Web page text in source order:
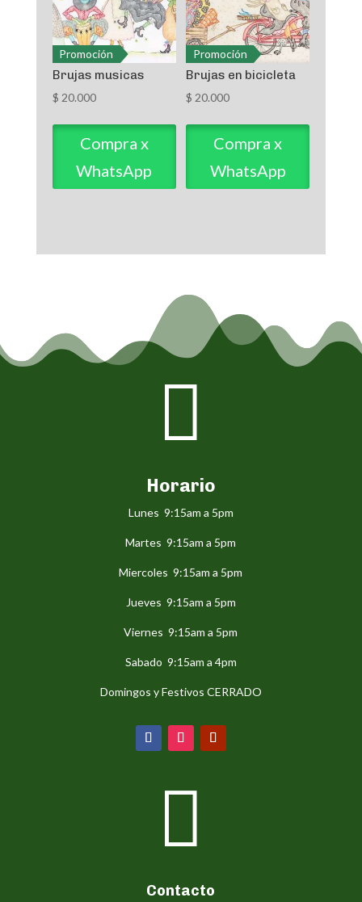
Promoción
Brujas musicas
$ 20.000
Compra x
WhatsApp
Promoción
Brujas en bicicleta
$ 20.000
Compra x
WhatsApp

Horario
Lunes 9:15am a 5pm
Martes 9:15am a 5pm
Miercoles 9:15am a 5pm
Jueves 9:15am a 5pm
Viernes 9:15am a 5pm
Sabado 9:15am a 4pm
Domingos y Festivos CERRADO

Contacto